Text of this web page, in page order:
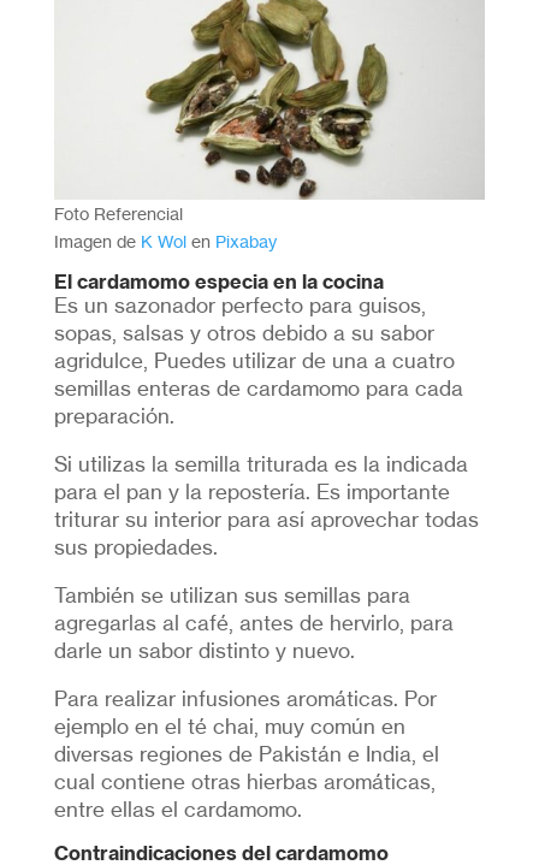
Foto Referencial
Imagen de K Wolen Pixabay
El cardamomo especia en la cocina
Es un sazonador perfecto para guisos,
sopas, salsas y otros debido a su sabor
agridulce, Puedes utilizar de una a cuatro
semillas enteras de cardamomo para cada
preparación.
Si utilizas la semilla triturada es la indicada
para el pan y la repostería. Es importante
triturar su interior para así aprovechar todas
sus propiedades.
También se utilizan sus semillas para
agregarlas al café, antes de hervirlo, para
darle un sabor distinto y nuevo.
Para realizar infusiones aromáticas. Por
ejemplo en el té chai, muy común en
diversas regiones de Pakistán e India, el
cual contiene otras hierbas aromáticas,
entre ellas el cardamomo.
Contraindicaciones del cardamomo